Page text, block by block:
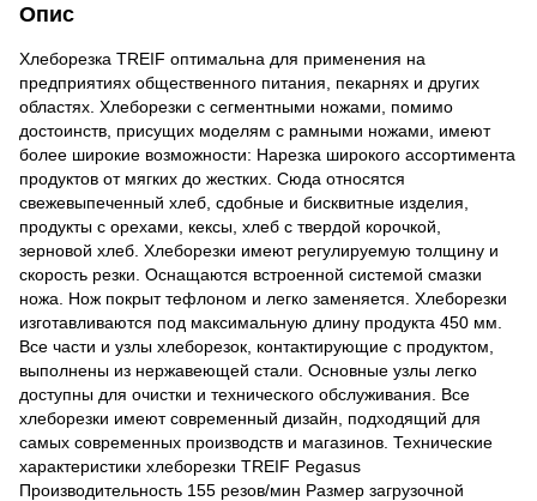
Опис
Хлеборезка TREIF оптимальна для применения на
предприятиях общественного питания, пекарнях и других
областях. Хлеборезки с сегментными ножами, помимо
достоинств, присущих моделям с рамными ножами, имеют
более широкие возможности: Нарезка широкого ассортимента
продуктов от мягких до жестких. Сюда относятся
свежевыпеченный хлеб, сдобные и бисквитные изделия,
продукты с орехами, кексы, хлеб с твердой корочкой,
зерновой хлеб. Хлеборезки имеют регулируемую толщину и
скорость резки. Оснащаются встроенной системой смазки
ножа. Нож покрыт тефлоном и легко заменяется. Хлеборезки
изготавливаются под максимальную длину продукта 450 мм.
Все части и узлы хлеборезок, контактирующие с продуктом,
выполнены из нержавеющей стали. Основные узлы легко
доступны для очистки и технического обслуживания. Все
хлеборезки имеют современный дизайн, подходящий для
самых современных производств и магазинов. Технические
характеристики хлеборезки TREIF Pegasus
Производительность 155 резов/мин Размер загрузочной